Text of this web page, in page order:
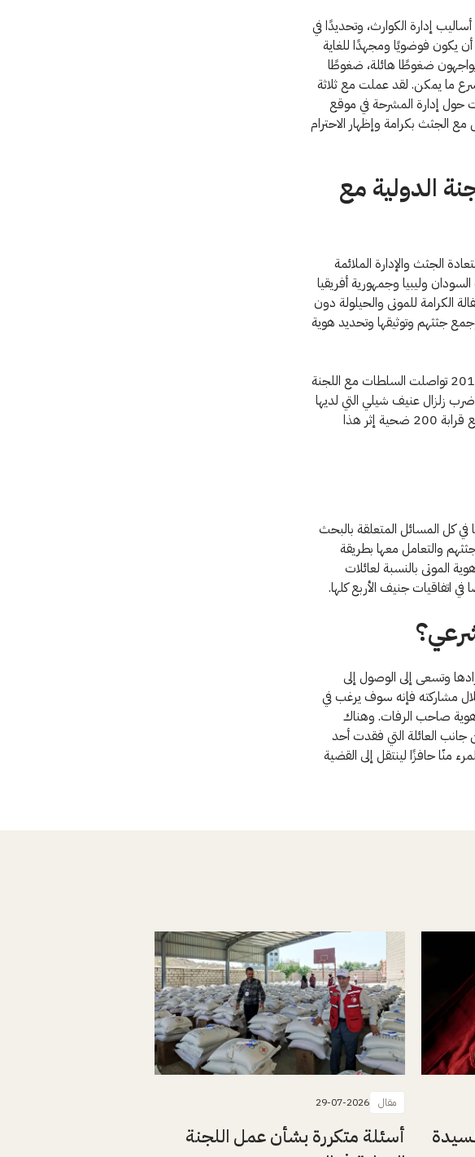
إدارة الكوارث، وتحديدًا في
يكون فوضويًا ومجهدًا للغاية
ضغوطًا هائلة، ضغوطًا
ما يمكن. لقد عملت مع ثلاثة
حول إدارة المشرحة في موقع
الجثث بكرامة وإظهار الاحترام
الدولية مع
الجثث والإدارة الملائمة
وليبيا وجمهورية أفريقيا
الكرامة للموتى والحيلولة دون
جثثهم وتوثيقها وتحديد هوية
ونقدم أيضًا المساعدة خارج مناطق النزاع. ففي زلزال هايتي عام 2010 تواصلت السلطات مع اللجنة
زلزال عنيف شيلي التي لديها
نظام أكثر تقدمًا ومع ذلك تواصلوا معنا لنساعدهم على التعامل مع قرابة 200 ضحية إثر هذا
كل المسائل المتعلقة بالبحث
والتعامل معها بطريقة
الموتى بالنسبة لعائلات
اتفاقيات جنيف الأربع كلها.
وتسعى إلى الوصول إلى
مشاركته فإنه سوف يرغب في
هوية صاحب الرفات. وهناك
العائلة التي فقدت أحد
منّا حافزًا لينتقل إلى القضية
مقال 29-07-2026
أسئلة متكررة بشأن عمل اللجنة